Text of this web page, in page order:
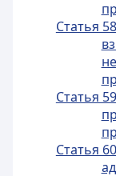
Статья
Статья
Статья